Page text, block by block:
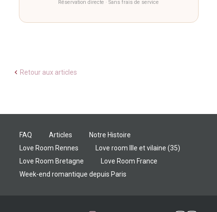
Réservation directe · Sans frais de service
Retour aux articles
FAQ Articles
Notre Histoire
Love Room Rennes
Love room Ille et vilaine (35)
Love Room Bretagne
Love Room France
Week-end romantique depuis Paris